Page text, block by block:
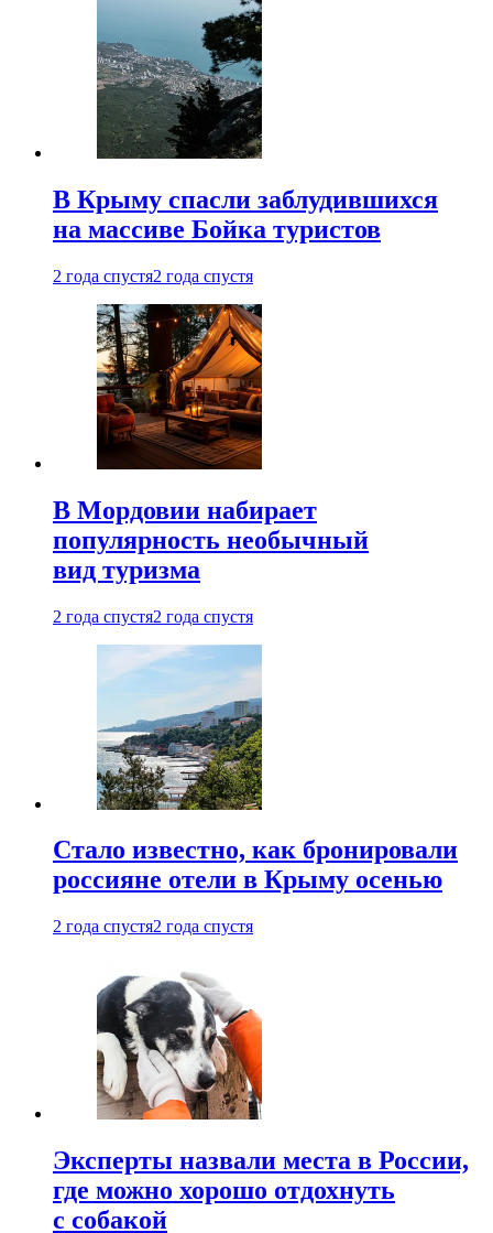
В Крыму спасли заблудившихся
на массиве Бойка туристов
2 года спустя2 года спустя
В Мордовии набирает
популярность необычный
вид туризма
2 года спустя2 года спустя
Стало известно, как бронировали
россияне отели в Крыму осенью
2 года спустя2 года спустя
Эксперты назвали места в России,
где можно хорошо отдохнуть
с собакой